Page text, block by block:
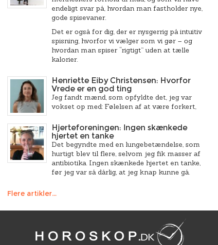
endeligt svar på, hvordan man fastholder nye,
gode spisevaner.
Det er også for dig, der er nysgerrig på intuitiv
spisning, hvorfor vi vælger som vi gør – og
hvordan man spiser “rigtigt” uden at tælle
kalorier.
Henriette Eiby Christensen: Hvorfor
Vrede er en god ting
Jeg fandt mænd, som opfyldte det, jeg var
vokset op med: Følelsen af at være forkert,
Hjerteforeningen: Ingen skænkede
hjertet en tanke
Det begyndte med en lungebetændelse, som
hurtigt blev til flere, selvom jeg fik masser af
antibiotika. Ingen skænkede hjertet en tanke,
før jeg var så dårlig, at jeg knap kunne gå.
Flere artikler...